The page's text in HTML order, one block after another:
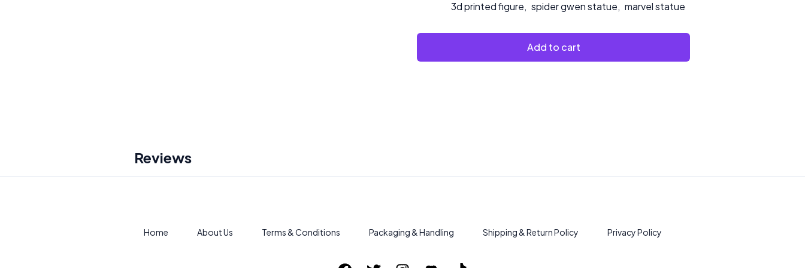
3d printed figure, spider gwen statue, marvel statue
Add to cart
Reviews
Home About Us Terms & Conditions Packaging & Handling Shipping & Return Policy Privacy Policy